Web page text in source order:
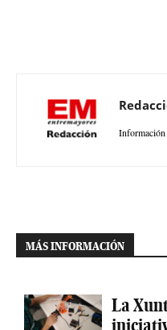
Información
MÁS INFORMACIÓN
La